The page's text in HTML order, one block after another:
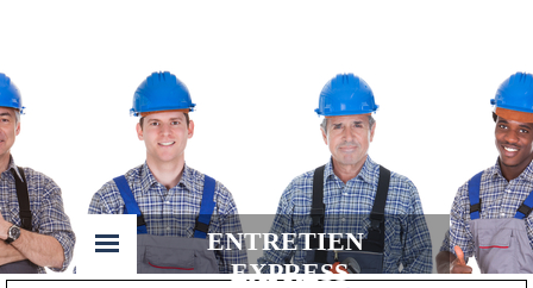
ENTRETIEN
EXPRESS